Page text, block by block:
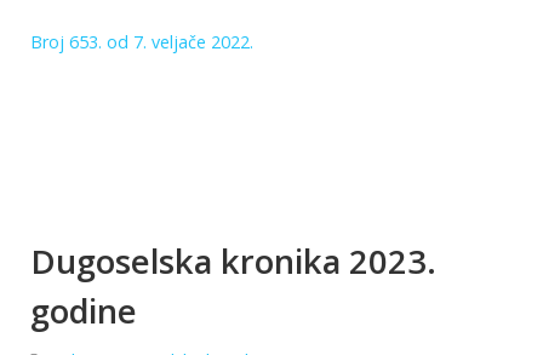
Broj 653. od 7. veljače 2022.
Dugoselska kronika 2023.
godine